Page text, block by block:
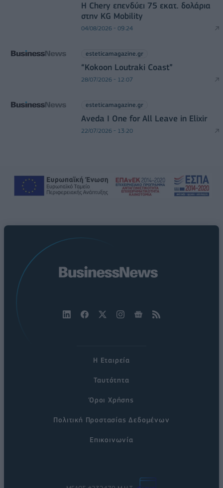
Η Chery επενδύει 75 εκατ. δολάρια
στην KG Mobility
04/08/2026 - 09:24
esteticamagazine.gr
“Kokoon Loutraki Coast”
28/07/2026 - 12:07
esteticamagazine.gr
Aveda I One for All Leave in Elixir
22/07/2026 - 13:20
Η Εταιρεία
Ταυτότητα
Όροι Χρήσης
Πολιτική Προστασίας Δεδομένων
Επικοινωνία